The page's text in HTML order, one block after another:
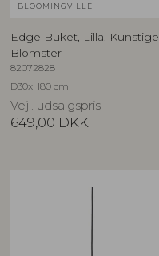
BLOOMINGVILLE
Edge Buket, Lilla, Kunstige
Blomster
82072828
D30xH80 cm
Vejl. udsalgspris
649,00 DKK